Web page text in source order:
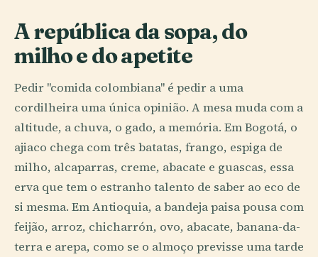
A república da sopa, do
milho e do apetite
Pedir "comida colombiana" é pedir a uma
cordilheira uma única opinião. A mesa muda com a
altitude, a chuva, o gado, a memória. Em Bogotá, o
ajiaco chega com três batatas, frango, espiga de
milho, alcaparras, creme, abacate e guascas, essa
erva que tem o estranho talento de saber ao eco de
si mesma. Em Antioquia, a bandeja paisa pousa com
feijão, arroz, chicharrón, ovo, abacate, banana-da-
terra e arepa, como se o almoço previsse uma tarde